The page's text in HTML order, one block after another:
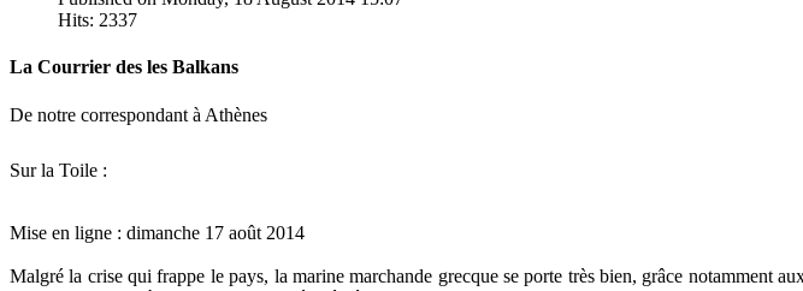
Hits: 2337
La Courrier des les Balkans
De notre correspondant à Athènes
Sur la Toile :
Mise en ligne : dimanche 17 août 2014
Malgré la crise qui frappe le pays, la marine marchande grecque se porte très bien, grâce notamment